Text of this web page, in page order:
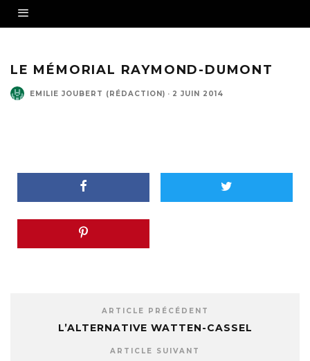
LE MÉMORIAL RAYMOND-DUMONT
EMILIE JOUBERT (RÉDACTION) · 2 JUIN 2014
ARTICLE PRÉCÉDENT
L’ALTERNATIVE WATTEN-CASSEL
ARTICLE SUIVANT